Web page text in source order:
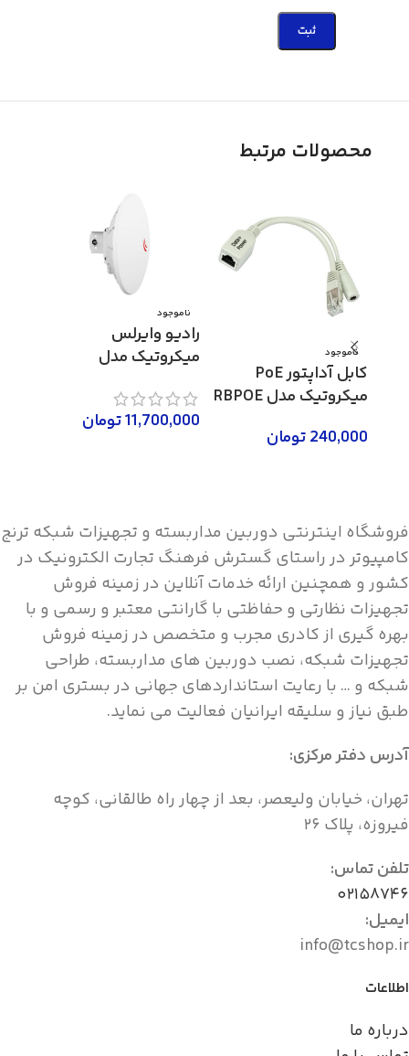
محصولات مرتبط
ناموجود
کابل آداپتور PoE
میکروتیک مدل RBPOE
240,000تومان
ناموجود
رادیو وایرلس
میکروتیک مدل
11,700,000تومان
فروشگاه اینترنتی دوربین مداربسته و تجهیزات شبکه ترنج
کامپیوتر در راستای گسترش فرهنگ تجارت الکترونیک در
کشور و همچنین ارائه خدمات آنلاین در زمینه فروش
تجهیزات نظارتی و حفاظتی با گارانتی معتبر و رسمی و با
بهره گیری از کادری مجرب و متخصص در زمینه فروش
تجهیزات شبکه، نصب دوربین های مداربسته، طراحی
شبکه و … با رعایت استانداردهای جهانی در بستری امن بر
طبق نیاز و سلیقه ایرانیان فعالیت می نماید.
آدرس دفتر مرکزی:
تهران، خیابان ولیعصر، بعد از چهار راه طالقانی، کوچه
فیروزه، پلاک ۲۶
تلفن تماس:
۰۲۱۵۸۷۴۶
ایمیل:
info@tcshop.ir
اطلاعات
درباره ما